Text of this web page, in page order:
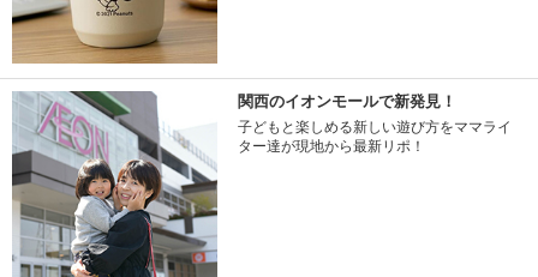
関西のイオンモールで新発見！
子どもと楽しめる新しい遊び方をママライ
ター達が現地から最新リポ！